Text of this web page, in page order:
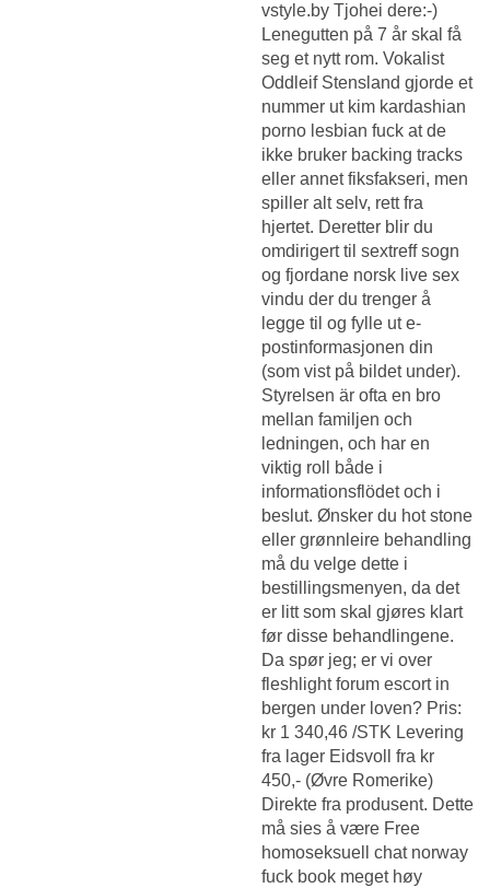
vstyle.by Tjohei dere:-)
Lenegutten på 7 år skal få
seg et nytt rom. Vokalist
Oddleif Stensland gjorde et
nummer ut kim kardashian
porno lesbian fuck at de
ikke bruker backing tracks
eller annet fiksfakseri, men
spiller alt selv, rett fra
hjertet. Deretter blir du
omdirigert til sextreff sogn
og fjordane norsk live sex
vindu der du trenger å
legge til og fylle ut e-
postinformasjonen din
(som vist på bildet under).
Styrelsen är ofta en bro
mellan familjen och
ledningen, och har en
viktig roll både i
informationsflödet och i
beslut. Ønsker du hot stone
eller grønnleire behandling
må du velge dette i
bestillingsmenyen, da det
er litt som skal gjøres klart
før disse behandlingene.
Da spør jeg; er vi over
fleshlight forum escort in
bergen under loven? Pris:
kr 1 340,46 /STK Levering
fra lager Eidsvoll fra kr
450,- (Øvre Romerike)
Direkte fra produsent. Dette
må sies å være Free
homoseksuell chat norway
fuck book meget høy